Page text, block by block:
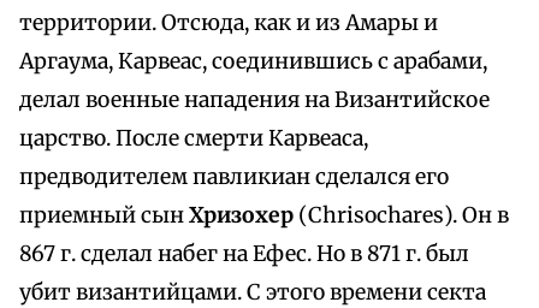
территории. Отсюда, как и из Амары и
Аргаума, Карвеас, соединившись с арабами,
делал военные нападения на Византийское
царство. После смерти Карвеаса,
предводителем павликиан сделался его
приемный сынХризохер (Chrisochares). Он в
867 г. сделал набег на Ефес. Но в 871 г. был
убит византийцами. С этого времени секта